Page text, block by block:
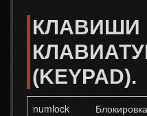
КЛАВИШИ
(KEYPAD).
numlock